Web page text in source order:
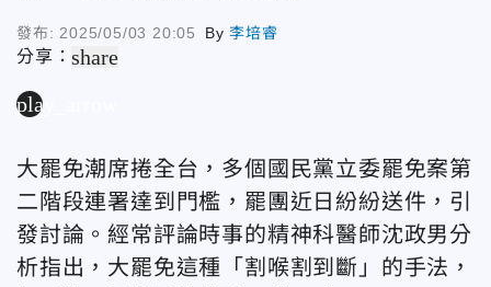
發布: 2025/05/03 20:05 By李培睿
分享：share
play_arrow
大罷免潮席捲全台，多個國民黨立委罷免案第
二階段連署達到門檻，罷團近日紛紛送件，引
發討論。經常評論時事的精神科醫師沈政男分
析指出，大罷免這種「割喉割到斷」的手法，